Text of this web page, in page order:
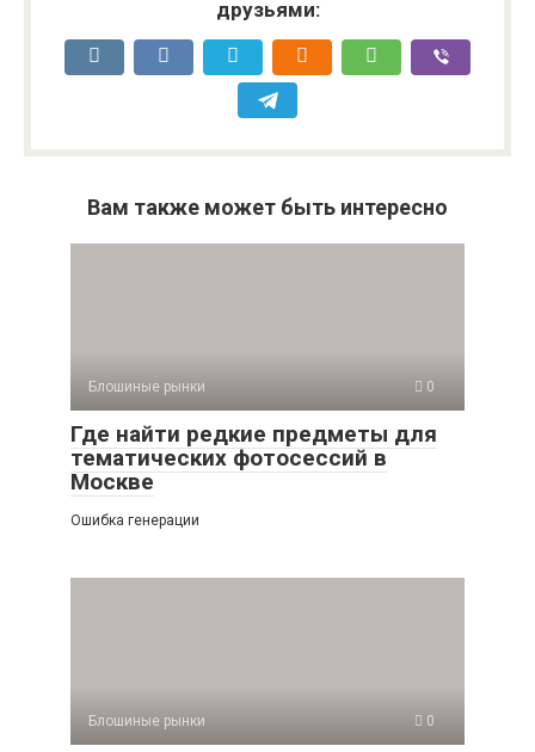
друзьями:
Вам также может быть интересно
Блошиные рынки 0
Где найти редкие предметы для
тематических фотосессий в
Москве
Ошибка генерации
Блошиные рынки 0